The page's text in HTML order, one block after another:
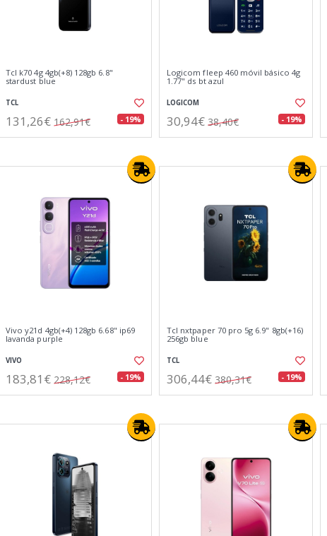
Tcl k70 4g 4gb(+8) 128gb 6.8"
stardust blue
TCL
131,26€ 162,91€ - 19%
Logicom fleep 460 móvil básico 4g
1.77" ds bt azul
LOGICOM
30,94€ 38,40€ - 19%
Vivo y21d 4gb(+4) 128gb 6.68" ip69
lavanda purple
VIVO
183,81€ 228,12€ - 19%
Tcl nxtpaper 70 pro 5g 6.9" 8gb(+16)
256gb blue
TCL
306,44€ 380,31€ - 19%